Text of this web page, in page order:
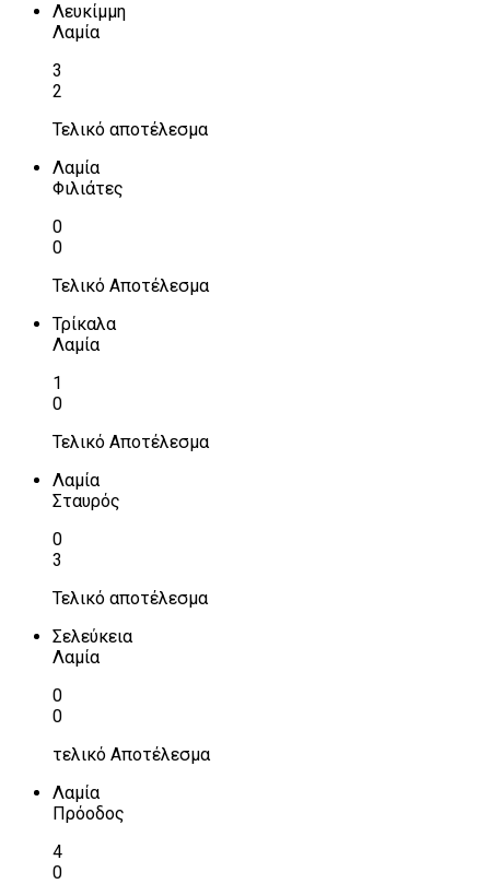
Λευκίμμη
Λαμία
3
2
Τελικό αποτέλεσμα
Λαμία
Φιλιάτες
0
0
Τελικό Αποτέλεσμα
Τρίκαλα
Λαμία
1
0
Τελικό Αποτέλεσμα
Λαμία
Σταυρός
0
3
Τελικό αποτέλεσμα
Σελεύκεια
Λαμία
0
0
τελικό Αποτέλεσμα
Λαμία
Πρόοδος
4
0